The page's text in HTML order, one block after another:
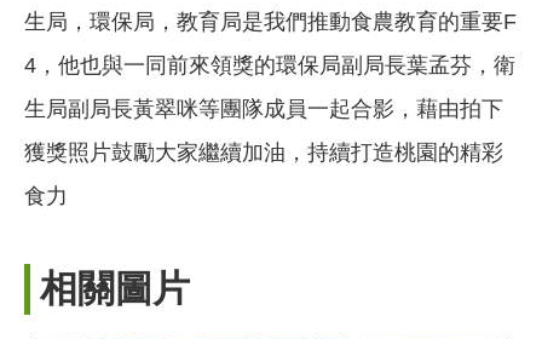
生局，環保局，教育局是我們推動食農教育的重要F
4，他也與一同前來領獎的環保局副局長葉孟芬，衛
生局副局長黃翠咪等團隊成員一起合影，藉由拍下
獲獎照片鼓勵大家繼續加油，持續打造桃園的精彩
食力
相關圖片